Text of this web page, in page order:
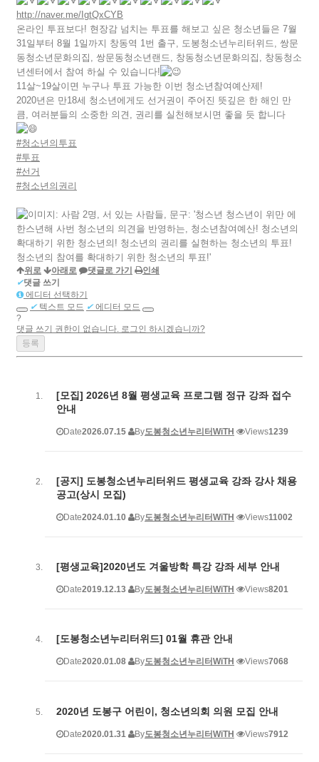
http://naver.me/IgtQxCYB
온라인 투표보다! 현장감 넘치는 투표를 해보고 싶은 청소년들은 7월
31일부터 8월 1일까지 창동역 1번 출구, 도봉청소년누리터위드, 쌍문
동청소년문화의집, 쌍문동청소년랜드, 창동청소년문화의집, 창동청소
년센터에서 참여 하실 수 있습니다!
11살~19살이면 누구나 투표 가능한 이번 청소년참여예산제!
2020년은 만18세 청소년에게도 선거권이 주어진 뜻깊은 한 해인 만
큼, 여러분들의 소중한 의견, 권리를 실천해보시면 좋을 듯 합니다
#청소년의투표
#투표
#선거
#청소년의권리
위로 아래로 댓글로 가기
인쇄
✔댓글 쓰기
에디터 선택하기
✔ 텍스트 모드 ✔에디터 모드
?
댓글 쓰기 권한이 없습니다. 로그인 하시겠습니까?
[모집] 2026년 8월 평생교육 프로그램 정규 강좌 접수
안내
Date2026.07.15 By도봉청소년누리터WiTH Views1239
[공지] 도봉청소년누리터위드 평생교육 강좌 강사 채용
공고(상시 모집)
Date2024.01.10 By도봉청소년누리터WiTH Views11002
[평생교육]2020년도 겨울방학 특강 강좌 세부 안내
Date2019.12.13 By도봉청소년누리터WiTH Views8201
[도봉청소년누리터위드] 01월 휴관 안내
Date2020.01.08 By도봉청소년누리터WiTH Views7068
2020년 도봉구 어린이, 청소년의회 의원 모집 안내
Date2020.01.31 By도봉청소년누리터WiTH Views7912